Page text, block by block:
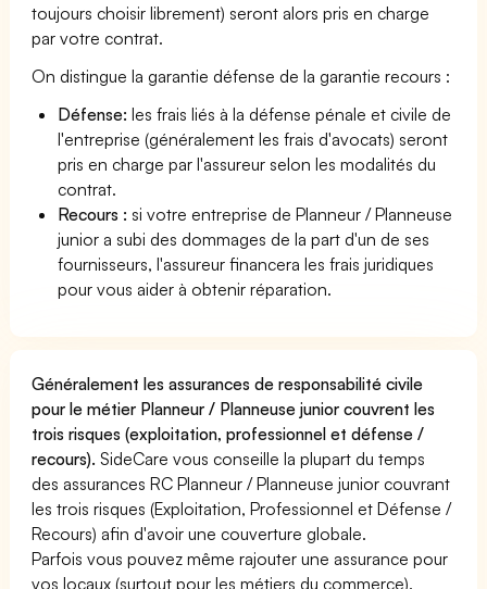
toujours choisir librement) seront alors pris en charge
par votre contrat.
On distingue la garantie défense de la garantie recours :
Défense: les frais liés à la défense pénale et civile de
l'entreprise (généralement les frais d'avocats) seront
pris en charge par l'assureur selon les modalités du
contrat.
Recours : si votre entreprise de Planneur / Planneuse
junior a subi des dommages de la part d'un de ses
fournisseurs, l'assureur financera les frais juridiques
pour vous aider à obtenir réparation.
Généralement les assurances de responsabilité civile
pour le métier Planneur / Planneuse junior couvrent les
trois risques (exploitation, professionnel et défense /
recours). SideCare vous conseille la plupart du temps
des assurances RC Planneur / Planneuse junior couvrant
les trois risques (Exploitation, Professionnel et Défense /
Recours) afin d'avoir une couverture globale.
Parfois vous pouvez même rajouter une assurance pour
vos locaux (surtout pour les métiers du commerce).